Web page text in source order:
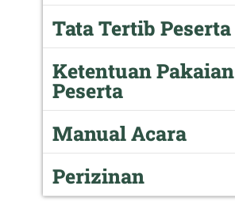
Tata Tertib Peserta
Ketentuan Pakaian
Peserta
Manual Acara
Perizinan